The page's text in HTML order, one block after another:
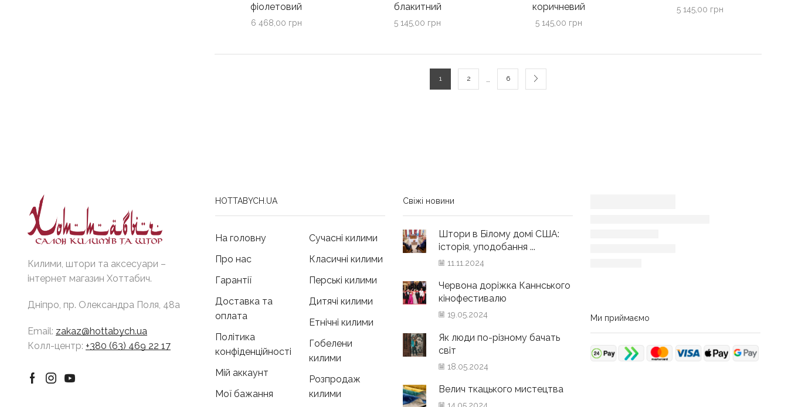
фіолетовий
6 468,00 грн
блакитний
5 145,00 грн
коричневий
5 145,00 грн
5 145,00 грн
1 2 6
Килими, штори та аксесуари –
інтернет магазин Хоттабич.
Дніпро, пр. Олександра Поля, 48а
Email: zakaz@hottabych.ua
Колл-центр: +380 (63) 469 22 17
Facebook
Instagram
Youtube
HOTTABYCH.UA
На головну
Про нас
Гарантії
Доставка та
оплата
Політика
конфіденційності
Мій аккаунт
Мої бажання
Сучасні килими
Класичні килими
Перські килими
Дитячі килими
Етнічні килими
Гобелени
килими
Розпродаж
килими
Свіжі новини
Штори в Білому домі США:
історія, уподобання ...
11.11.2024
Червона доріжка Каннського
кінофестивалю
19.05.2024
Як люди по-різному бачать
світ
18.05.2024
Велич ткацького мистецтва
Ми приймаємо